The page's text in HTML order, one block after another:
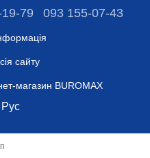
79 093 155-07-43
сайту
магазин BUROMAX
Рус